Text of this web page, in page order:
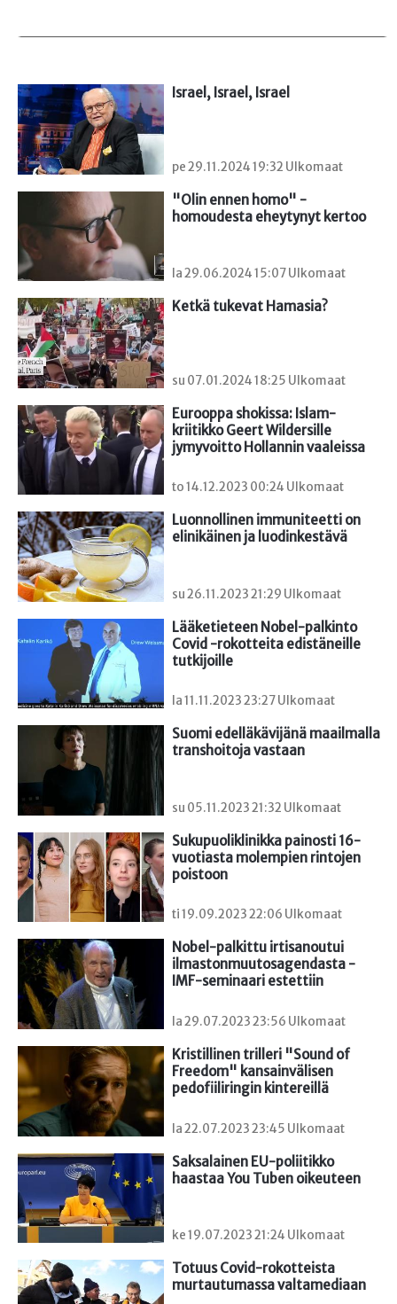
Israel, Israel, Israel
pe 29.11.2024 19:32 Ulkomaat
"Olin ennen homo" -
homoudesta eheytynyt kertoo
la 29.06.2024 15:07 Ulkomaat
Ketkä tukevat Hamasia?
su 07.01.2024 18:25 Ulkomaat
Eurooppa shokissa: Islam-
kriitikko Geert Wildersille
jymyvoitto Hollannin vaaleissa
to 14.12.2023 00:24 Ulkomaat
Luonnollinen immuniteetti on
elinikäinen ja luodinkestävä
su 26.11.2023 21:29 Ulkomaat
Lääketieteen Nobel-palkinto
Covid -rokotteita edistäneille
tutkijoille
la 11.11.2023 23:27 Ulkomaat
Suomi edelläkävijänä maailmalla
transhoitoja vastaan
su 05.11.2023 21:32 Ulkomaat
Sukupuoliklinikka painosti 16-
vuotiasta molempien rintojen
poistoon
ti 19.09.2023 22:06 Ulkomaat
Nobel-palkittu irtisanoutui
ilmastonmuutosagendasta -
IMF-seminaari estettiin
la 29.07.2023 23:56 Ulkomaat
Kristillinen trilleri "Sound of
Freedom" kansainvälisen
pedofiiliringin kintereillä
la 22.07.2023 23:45 Ulkomaat
Saksalainen EU-poliitikko
haastaa You Tuben oikeuteen
ke 19.07.2023 21:24 Ulkomaat
Totuus Covid-rokotteista
murtautumassa valtamediaan